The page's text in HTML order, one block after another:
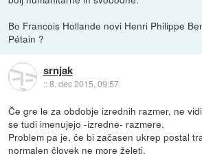
Bo Francois Hollande novi Henri Philippe
Pétain ?
srnjak
::8. dec 2015, 09:57
Če gre le za obdobje izrednih razmer, ne
se tudi imenujejo -izredne- razmere.
Problem pa je, če bi začasen ukrep postal
normalen človek ne more želeti.